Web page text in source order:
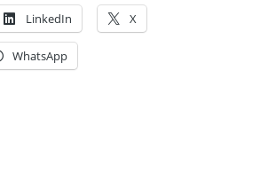
LinkedIn X
WhatsApp